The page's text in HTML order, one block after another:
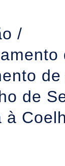
/
de
de
à